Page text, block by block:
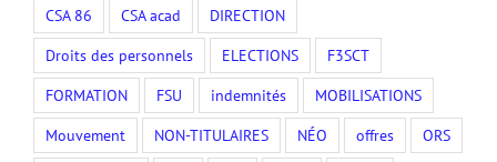
CSA 86
CSA acad
DIRECTION
Droits des personnels
ELECTIONS
F3SCT
FORMATION
FSU indemnités
MOBILISATIONS
Mouvement
NON-TITULAIRES NÉO offres
ORS